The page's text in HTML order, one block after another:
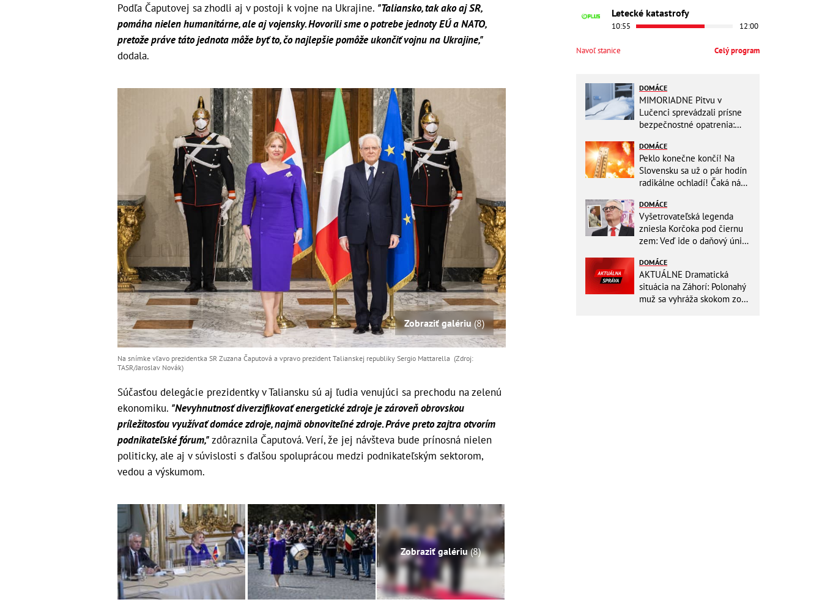
Podľa Čaputovej sa zhodli aj v postoji k vojne na Ukrajine. "Taliansko, tak ako aj SR,
pomáha nielen humanitárne, ale aj vojensky. Hovorili sme o potrebe jednoty EÚ a NATO,
pretože práve táto jednota môže byť to, čo najlepšie pomôže ukončiť vojnu na Ukrajine,"
dodala.
Zobraziť galériu (8)
Na snímke vľavo prezidentka SR Zuzana Čaputová a vpravo prezident Talianskej republiky Sergio Mattarella (Zdroj:
TASR/Jaroslav Novák)
Súčasťou delegácie prezidentky v Taliansku sú aj ľudia venujúci sa prechodu na zelenú
ekonomiku. "Nevyhnutnosť diverzifikovať energetické zdroje je zároveň obrovskou
príležitosťou využívať domáce zdroje, najmä obnoviteľné zdroje. Práve preto zajtra otvorím
podnikateľské fórum,"zdôraznila Čaputová. Verí, že jej návšteva bude prínosná nielen
politicky, ale aj v súvislosti s ďalšou spoluprácou medzi podnikateľským sektorom,
vedou a výskumom.
Zobraziť galériu(8)
Letecké katastrofy
10:55 12:00
Navoľ stanice Celý program
DOMÁCE
MIMORIADNE Pitvu v
Lučenci sprevádzali prísne
bezpečnostné opatrenia:
DOMÁCE
Peklo konečne končí! Na
Slovensku sa už o pár hodín
radikálne ochladí! Čaká nás
DOMÁCE
Vyšetrovateľská legenda
zniesla Korčoka pod čiernu
zem: Veď ide o daňový únik
basou!
DOMÁCE
AKTUÁLNE Dramatická
situácia na Záhorí: Polonahý
muž sa vyhráža skokom zo